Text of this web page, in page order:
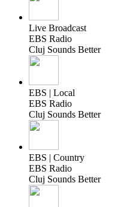
Live Broadcast
EBS Radio
Cluj Sounds Better
EBS | Local
EBS Radio
Cluj Sounds Better
EBS | Country
EBS Radio
Cluj Sounds Better